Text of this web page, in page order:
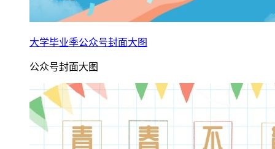
大学毕业季公众号封面大图
公众号封面大图